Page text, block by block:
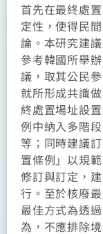
首先在最終處
定性，使得民
論。本研究建
參考韓國所舉
議，取其公民
就所形成共識
終處置場址設
例中納入多階
等；同時建議
置條例」以規
修訂與訂定，
行。至於核廢
最佳方式為透
為，不應排除